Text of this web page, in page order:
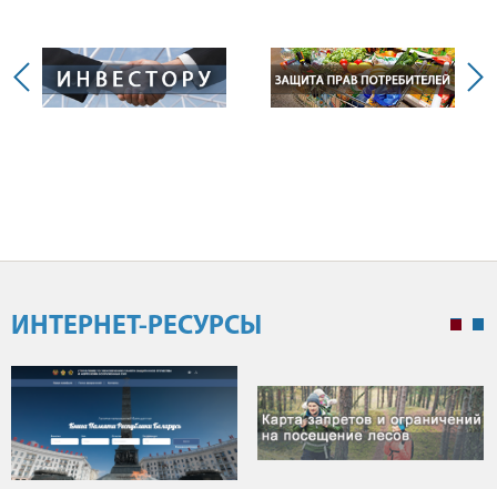
ИНТЕРНЕТ-РЕСУРСЫ